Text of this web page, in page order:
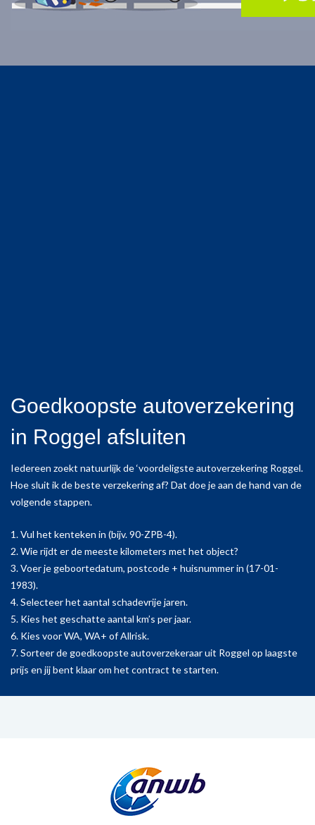
Goedkoopste autoverzekering
in Roggel afsluiten
Iedereen zoekt natuurlijk de ‘voordeligste autoverzekering Roggel.
Hoe sluit ik de beste verzekering af? Dat doe je aan de hand van de
volgende stappen.
1. Vul het kenteken in (bijv. 90-ZPB-4).
2. Wie rijdt er de meeste kilometers met het object?
3. Voer je geboortedatum, postcode + huisnummer in (17-01-
1983).
4. Selecteer het aantal schadevrije jaren.
5. Kies het geschatte aantal km’s per jaar.
6. Kies voor WA, WA+ of Allrisk.
7. Sorteer de goedkoopste autoverzekeraar uit Roggel op laagste
prijs en jij bent klaar om het contract te starten.